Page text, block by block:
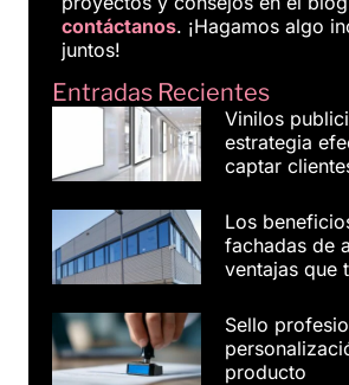
contáctanos. ¡Hagamos algo
juntos!
Entradas Recientes
Vinilos
estrategia
captar
Los
fachadas de
ventajas que
Sello
producto